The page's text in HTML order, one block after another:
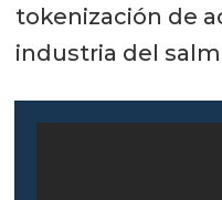
tokenización de
industria del